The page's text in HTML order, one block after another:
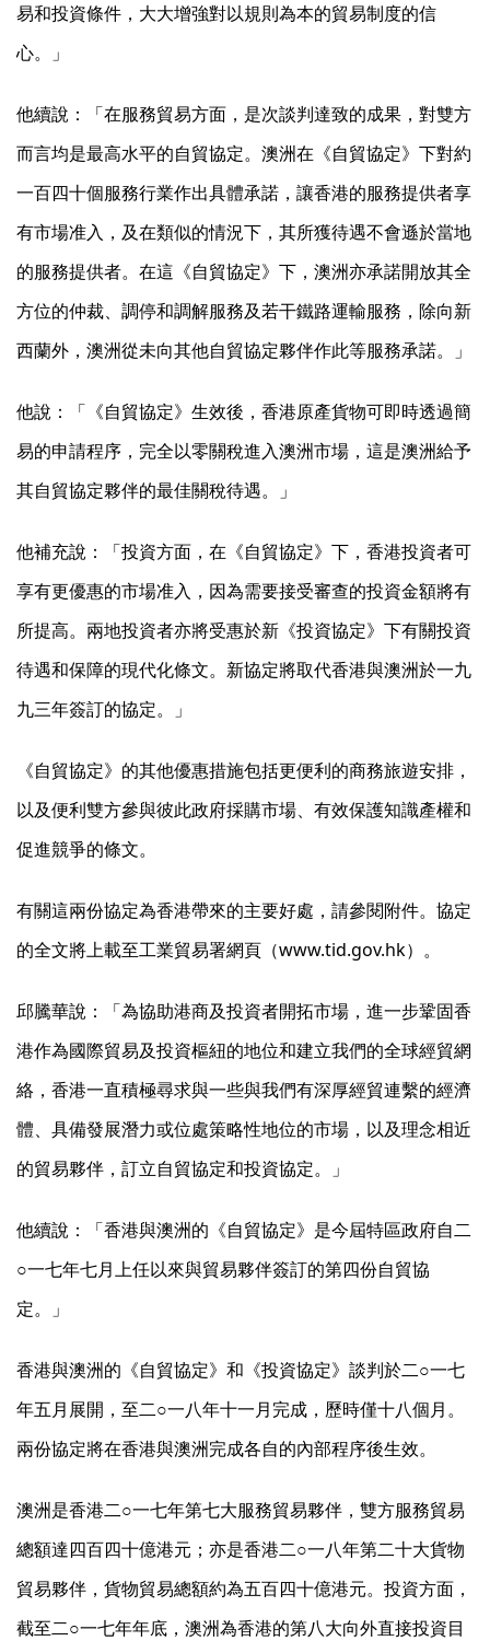
易和投資條件，大大增強對以規則為本的貿易制度的信
心。」
他續說：「在服務貿易方面，是次談判達致的成果，對雙方
而言均是最高水平的自貿協定。澳洲在《自貿協定》下對約
一百四十個服務行業作出具體承諾，讓香港的服務提供者享
有市場准入，及在類似的情況下，其所獲待遇不會遜於當地
的服務提供者。在這《自貿協定》下，澳洲亦承諾開放其全
方位的仲裁、調停和調解服務及若干鐵路運輸服務，除向新
西蘭外，澳洲從未向其他自貿協定夥伴作此等服務承諾。」
他說：「《自貿協定》生效後，香港原產貨物可即時透過簡
易的申請程序，完全以零關稅進入澳洲市場，這是澳洲給予
其自貿協定夥伴的最佳關稅待遇。」
他補充說：「投資方面，在《自貿協定》下，香港投資者可
享有更優惠的市場准入，因為需要接受審查的投資金額將有
所提高。兩地投資者亦將受惠於新《投資協定》下有關投資
待遇和保障的現代化條文。新協定將取代香港與澳洲於一九
九三年簽訂的協定。」
《自貿協定》的其他優惠措施包括更便利的商務旅遊安排，
以及便利雙方參與彼此政府採購市場、有效保護知識產權和
促進競爭的條文。
有關這兩份協定為香港帶來的主要好處，請參閱附件。協定
的全文將上載至工業貿易署網頁（www.tid.gov.hk）。
邱騰華說：「為協助港商及投資者開拓市場，進一步鞏固香
港作為國際貿易及投資樞紐的地位和建立我們的全球經貿網
絡，香港一直積極尋求與一些與我們有深厚經貿連繫的經濟
體、具備發展潛力或位處策略性地位的市場，以及理念相近
的貿易夥伴，訂立自貿協定和投資協定。」
他續說：「香港與澳洲的《自貿協定》是今屆特區政府自二
○一七年七月上任以來與貿易夥伴簽訂的第四份自貿協
定。」
香港與澳洲的《自貿協定》和《投資協定》談判於二○一七
年五月展開，至二○一八年十一月完成，歷時僅十八個月。
兩份協定將在香港與澳洲完成各自的內部程序後生效。
澳洲是香港二○一七年第七大服務貿易夥伴，雙方服務貿易
總額達四百四十億港元；亦是香港二○一八年第二十大貨物
貿易夥伴，貨物貿易總額約為五百四十億港元。投資方面，
截至二○一七年年底，澳洲為香港的第八大向外直接投資目